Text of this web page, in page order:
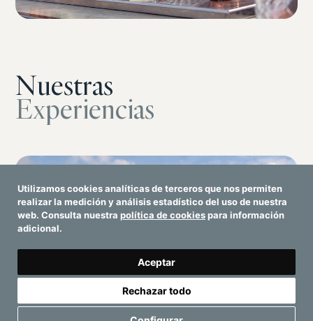
Utilizamos cookies analíticas de terceros que nos permiten
realizar la medición y análisis estadístico del uso de nuestra
web. Consulta nuestra política de cookiespara información
adicional.
Aceptar
Rechazar todo
Nuestras
Experiencias